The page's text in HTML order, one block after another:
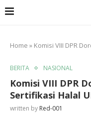
Home » Komisi VIII DPR
BERITA NASIONAL
Komisi VIII DPR
Sertifikasi Halal
written by Red-001